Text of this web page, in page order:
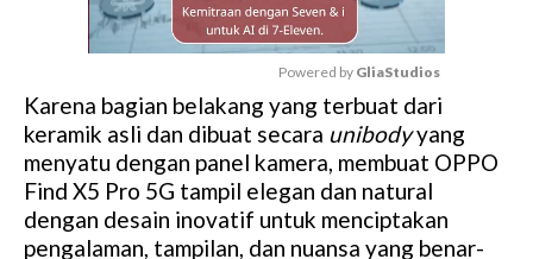
M
u
t
e
Powered by GliaStudios
Karena bagian belakang yang terbuat dari
keramik asli dan dibuat secara unibodyyang
menyatu dengan panel kamera, membuat OPPO
Find X5 Pro 5G tampil elegan dan natural
dengan desain inovatif untuk menciptakan
pengalaman, tampilan, dan nuansa yang benar-